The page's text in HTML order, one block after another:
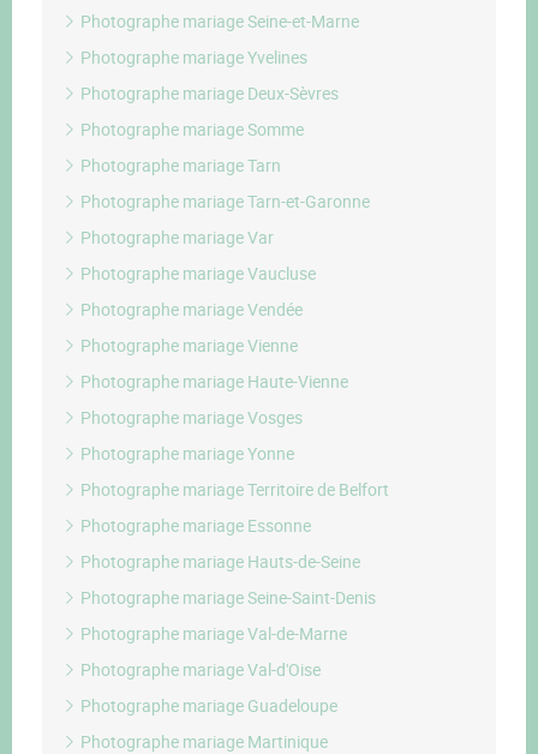
Photographe mariage Seine-et-Marne
Photographe mariage Yvelines
Photographe mariage Deux-Sèvres
Photographe mariage Somme
Photographe mariage Tarn
Photographe mariage Tarn-et-Garonne
Photographe mariage Var
Photographe mariage Vaucluse
Photographe mariage Vendée
Photographe mariage Vienne
Photographe mariage Haute-Vienne
Photographe mariage Vosges
Photographe mariage Yonne
Photographe mariage Territoire de Belfort
Photographe mariage Essonne
Photographe mariage Hauts-de-Seine
Photographe mariage Seine-Saint-Denis
Photographe mariage Val-de-Marne
Photographe mariage Val-d'Oise
Photographe mariage Guadeloupe
Photographe mariage Martinique